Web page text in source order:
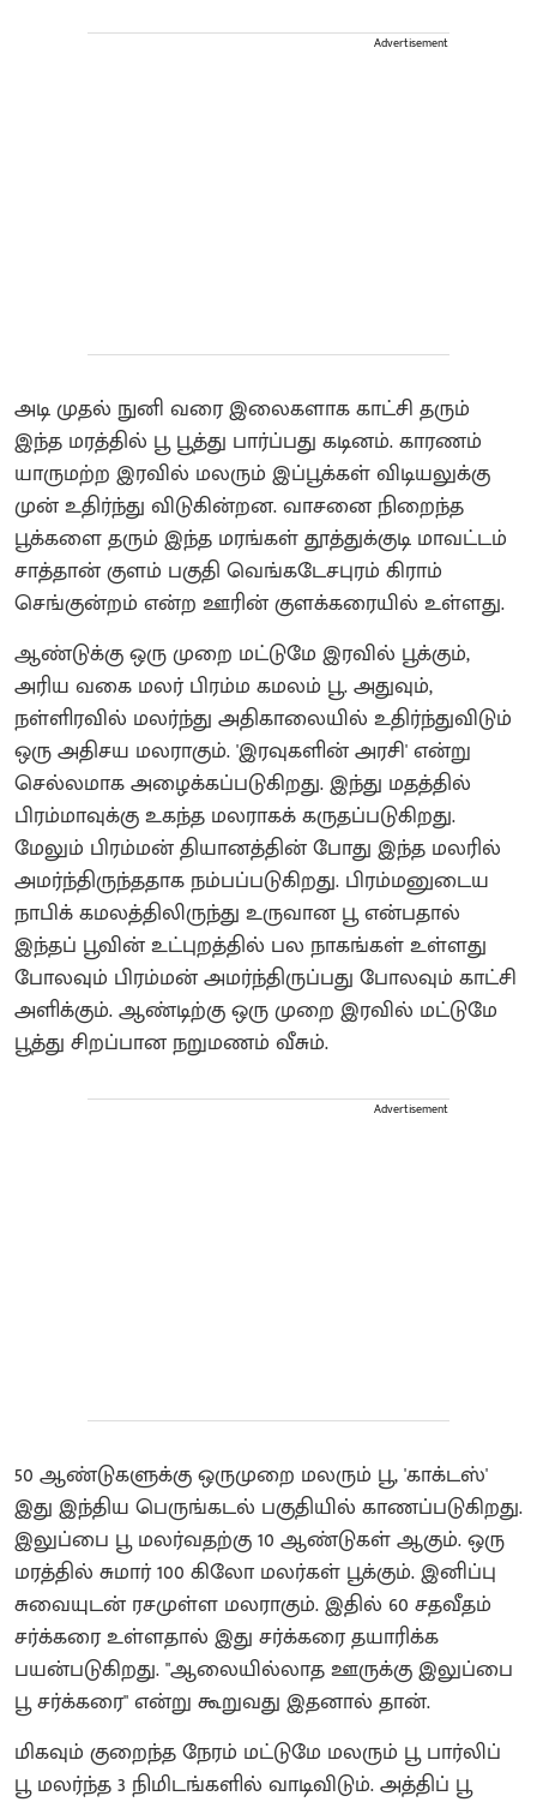
Advertisement
அடி முதல் நுனி வரை இலைகளாக காட்சி தரும்
இந்த மரத்தில் பூ பூத்து பார்ப்பது கடினம். காரணம்
யாருமற்ற இரவில் மலரும் இப்பூக்கள் விடியலுக்கு
முன் உதிர்ந்து விடுகின்றன. வாசனை நிறைந்த
பூக்களை தரும் இந்த மரங்கள் தூத்துக்குடி மாவட்டம்
சாத்தான் குளம் பகுதி வெங்கடேசபுரம் கிராம்
செங்குன்றம் என்ற ஊரின் குளக்கரையில் உள்ளது.
ஆண்டுக்கு ஒரு முறை மட்டுமே இரவில் பூக்கும்,
அரிய வகை மலர் பிரம்ம கமலம் பூ. அதுவும்,
நள்ளிரவில் மலர்ந்து அதிகாலையில் உதிர்ந்துவிடும்
ஒரு அதிசய மலராகும். 'இரவுகளின் அரசி' என்று
செல்லமாக அழைக்கப்படுகிறது. இந்து மதத்தில்
பிரம்மாவுக்கு உகந்த மலராகக் கருதப்படுகிறது.
மேலும் பிரம்மன் தியானத்தின் போது இந்த மலரில்
அமர்ந்திருந்ததாக நம்பப்படுகிறது. பிரம்மனுடைய
நாபிக் கமலத்திலிருந்து உருவான பூ என்பதால்
இந்தப் பூவின் உட்புறத்தில் பல நாகங்கள் உள்ளது
போலவும் பிரம்மன் அமர்ந்திருப்பது போலவும் காட்சி
அளிக்கும். ஆண்டிற்கு ஒரு முறை இரவில் மட்டுமே
பூத்து சிறப்பான நறுமணம் வீசும்.
Advertisement
50 ஆண்டுகளுக்கு ஒருமுறை மலரும் பூ, 'காக்டஸ்'
இது இந்திய பெருங்கடல் பகுதியில் காணப்படுகிறது.
இலுப்பை பூ மலர்வதற்கு 10 ஆண்டுகள் ஆகும். ஒரு
மரத்தில் சுமார் 100 கிலோ மலர்கள் பூக்கும். இனிப்பு
சுவையுடன் ரசமுள்ள மலராகும். இதில் 60 சதவீதம்
சர்க்கரை உள்ளதால் இது சர்க்கரை தயாரிக்க
பயன்படுகிறது. "ஆலையில்லாத ஊருக்கு இலுப்பை
பூ சர்க்கரை" என்று கூறுவது இதனால் தான்.
மிகவும் குறைந்த நேரம் மட்டுமே மலரும் பூ பார்லிப்
பூ மலர்ந்த 3 நிமிடங்களில் வாடிவிடும். அத்திப் பூ